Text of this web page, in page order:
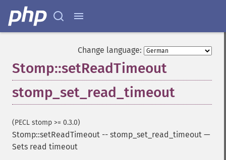
Change language:
Stomp::setReadTimeout
stomp_set_read_timeout
(PECL stomp >= 0.3.0)
Stomp::setReadTimeout -- stomp_set_read_timeout —
Sets read timeout